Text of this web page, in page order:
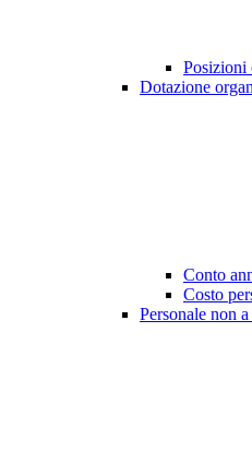
Posizioni
Dotazione
Conto
Costo
Personale non